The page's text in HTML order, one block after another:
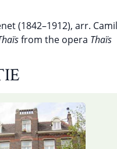
(1842–1912), arr.
from the opera Thaïs